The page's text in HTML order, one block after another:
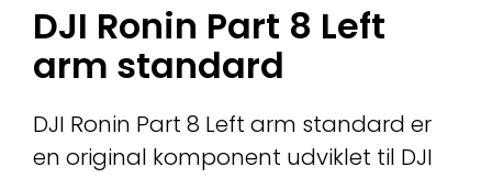
DJI Ronin Part 8 Left
arm standard
DJI Ronin Part 8 Left arm standard er
en original komponent udviklet til DJI